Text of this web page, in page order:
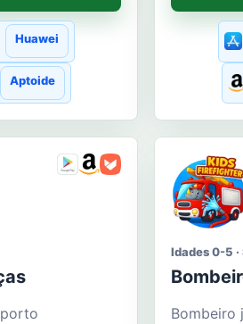
Huawei
Aptoide
Idades 0-5
Bombeiro